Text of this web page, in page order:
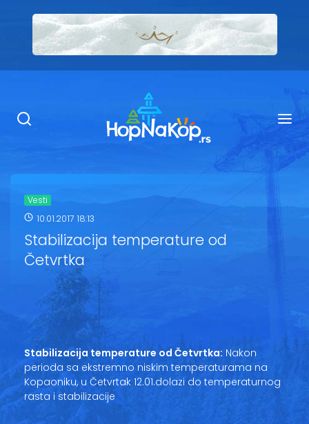
Ugostiteljstvo
Kop Info
Oglasi
Galerija
Vesti
10.01.2017 18:13
Stabilizacija temperature od
Četvrtka
Stabilizacija temperature od Četvrtka: Nakon
perioda sa ekstremno niskim temperaturama na
Kopaoniku, u Četvrtak 12.01.dolazi do temperaturnog
rasta i stabilizacije